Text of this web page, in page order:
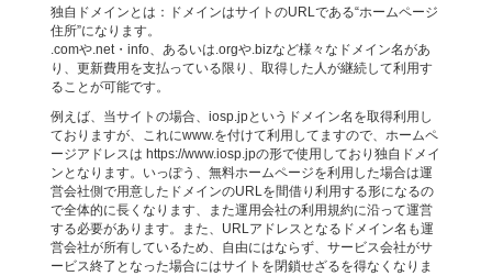
独自ドメインとは：ドメインはサイトのURLである“ホームページ
住所”になります。
.comや.net・info、あるいは.orgや.bizなど様々なドメイン名があ
り、更新費用を支払っている限り、取得した人が継続して利用す
ることが可能です。
例えば、当サイトの場合、iosp.jpというドメイン名を取得利用し
ておりますが、これにwww.を付けて利用してますので、ホームペ
ージアドレスは https://www.iosp.jpの形で使用しており独自ドメイ
ンとなります。いっぽう、無料ホームページを利用した場合は運
営会社側で用意したドメインのURLを間借り利用する形になるの
で全体的に長くなります、また運用会社の利用規約に沿って運営
する必要があります。また、URLアドレスとなるドメイン名も運
営会社が所有しているため、自由にはならず、サービス会社がサ
ービス終了となった場合にはサイトを閉鎖せざるを得なくなりま